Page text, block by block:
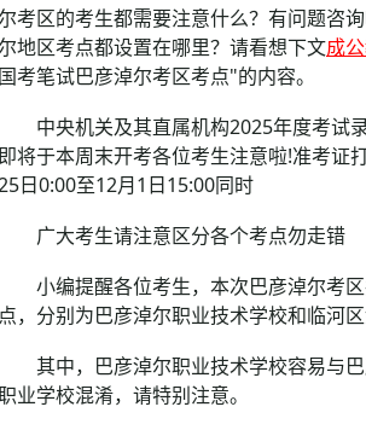
公务员课程
考区的考生都需要注意什么？有问题咨
地区考点都设置在哪里？请看想下文成
考笔试巴彦淖尔考区考点"的内容。
央机关及其直属机构2025年度考试
将于本周末开考各位考生注意啦!准考证
日0:00至12月1日15:00同时
大考生请注意区分各个考点勿走错
编提醒各位考生，本次巴彦淖尔考区
，分别为巴彦淖尔职业技术学校和临河区
中，巴彦淖尔职业技术学校容易与巴
业学校混淆，请特别注意。